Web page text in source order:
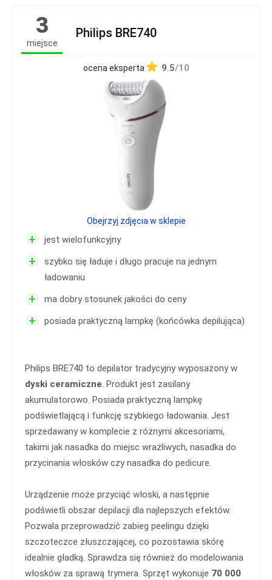
3
miejsce
Philips BRE740
ocena eksperta 9.5/10
+ jest wielofunkcyjny
+
szybko się ładuje i długo pracuje na jednym
ładowaniu
+ ma dobry stosunek jakości do ceny
+ posiada praktyczną lampkę (końcówka depilująca)
Philips BRE740 to depilator tradycyjny wyposażony w
dyski ceramiczne. Produkt jest zasilany
akumulatorowo. Posiada praktyczną lampkę
podświetlającą i funkcję szybkiego ładowania. Jest
sprzedawany w komplecie z różnymi akcesoriami,
takimi jak nasadka do miejsc wrażliwych, nasadka do
przycinania włosków czy nasadka do pedicure.
Urządzenie może przyciąć włoski, a następnie
podświetli obszar depilacji dla najlepszych efektów.
Pozwala przeprowadzić zabieg peelingu dzięki
szczoteczce złuszczającej, co pozostawia skórę
idealnie gładką. Sprawdza się również do modelowania
włosków za sprawą trymera. Sprzęt wykonuje 70 000
Obejrzyj zdjęcia w sklepie